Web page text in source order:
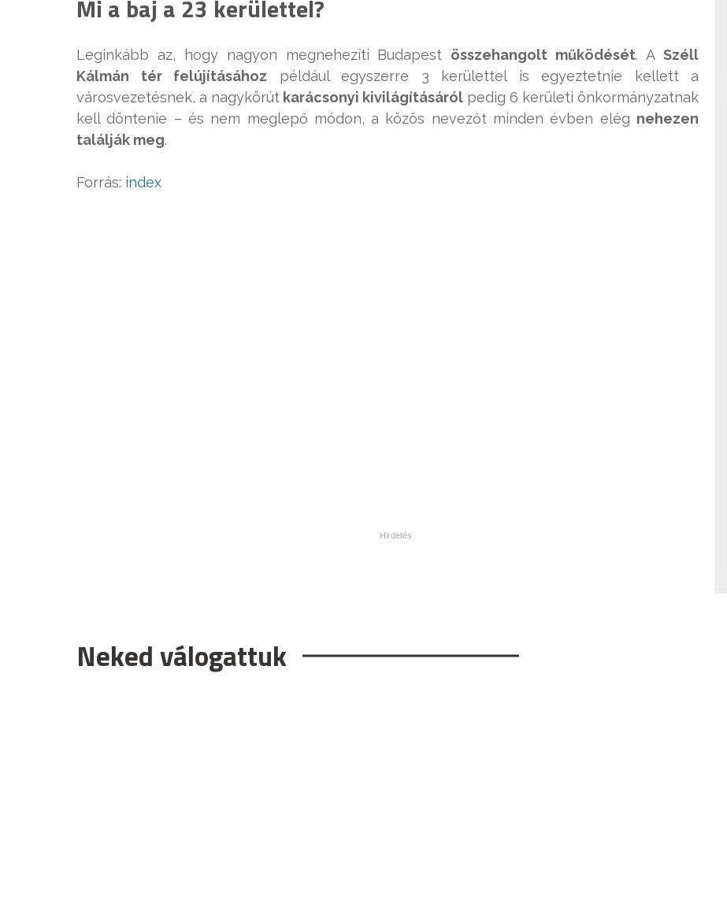
Mi a baj a 23 kerülettel?
Leginkább az, hogy nagyon megnehezíti Budapest összehangolt működését. ASzéll
Kálmán tér felújításához például egyszerre 3 kerülettel is egyeztetnie kellett a
városvezetésnek, a nagykörút karácsonyi kivilágításáról pedig 6 kerületi önkormányzatnak
kell döntenie – és nem meglepő módon, a közös nevezőt minden évben elég nehezen
találják meg.
Forrás: index
Neked válogattuk